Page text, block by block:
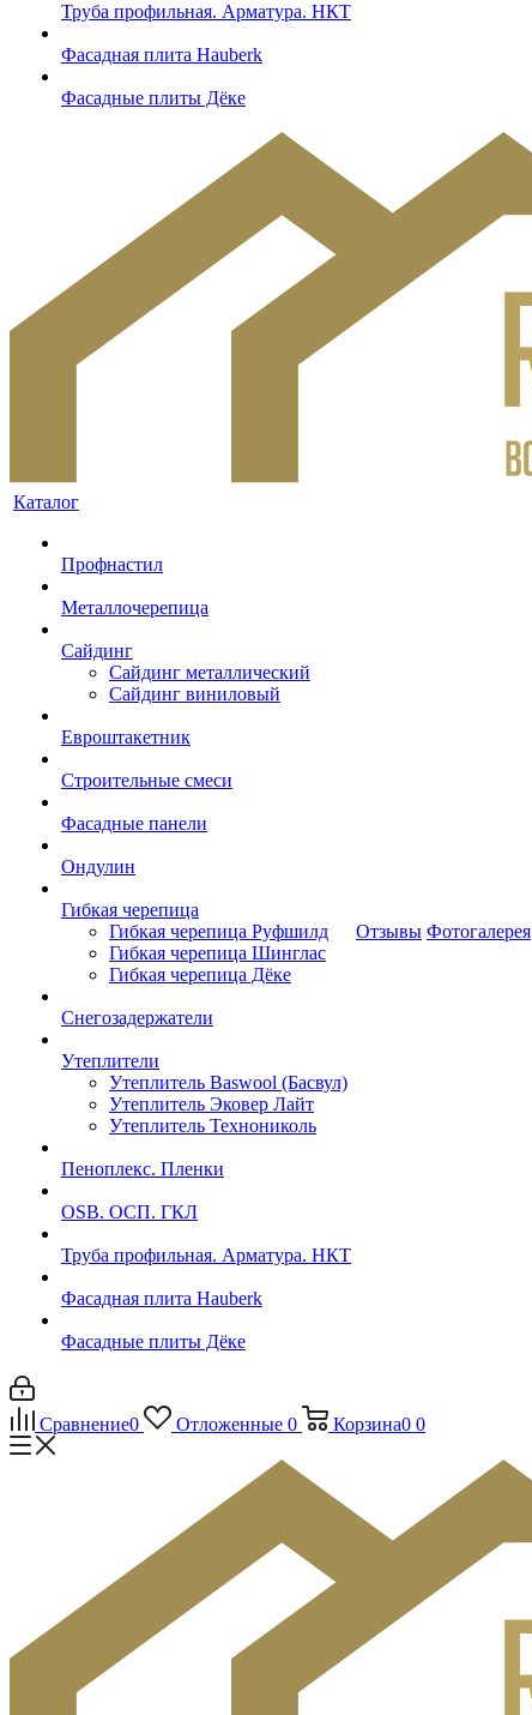
Труба профильная. Арматура. НКТ
Фасадная плита Hauberk
Фасадные плиты Дёке
Каталог
Профнастил
Металлочерепица
Сайдинг
Сайдинг металлический
Сайдинг виниловый
Евроштакетник
Строительные смеси
Фасадные панели
Ондулин
Гибкая черепица
Гибкая черепица Руфшилд
Гибкая черепица Шинглас
Гибкая черепица Дёке
Снегозадержатели
Утеплители
Утеплитель Baswool (Басвул)
Утеплитель Эковер Лайт
Утеплитель Технониколь
Пеноплекс. Пленки
OSB. ОСП. ГКЛ
Труба профильная. Арматура. НКТ
Фасадная плита Hauberk
Фасадные плиты Дёке
Отзывы Фотогалерея
Сравнение0 Отложенные 0 Корзина0 0